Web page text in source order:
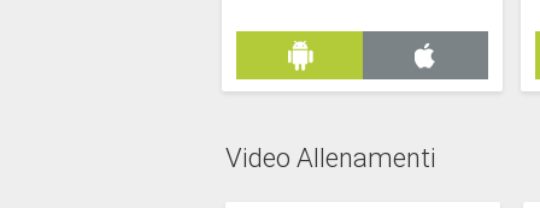
Video Allenamenti